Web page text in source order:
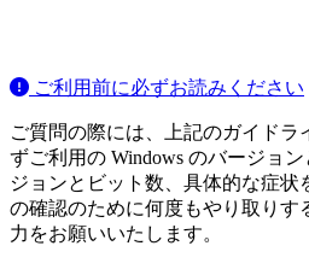
ご利用前に必ずお読みください
ご質問の際には、上記のガイド
ずご利用の Windows のバージョ
ジョンとビット数、具体的な症状
の確認のために何度もやり取りす
力をお願いいたします。